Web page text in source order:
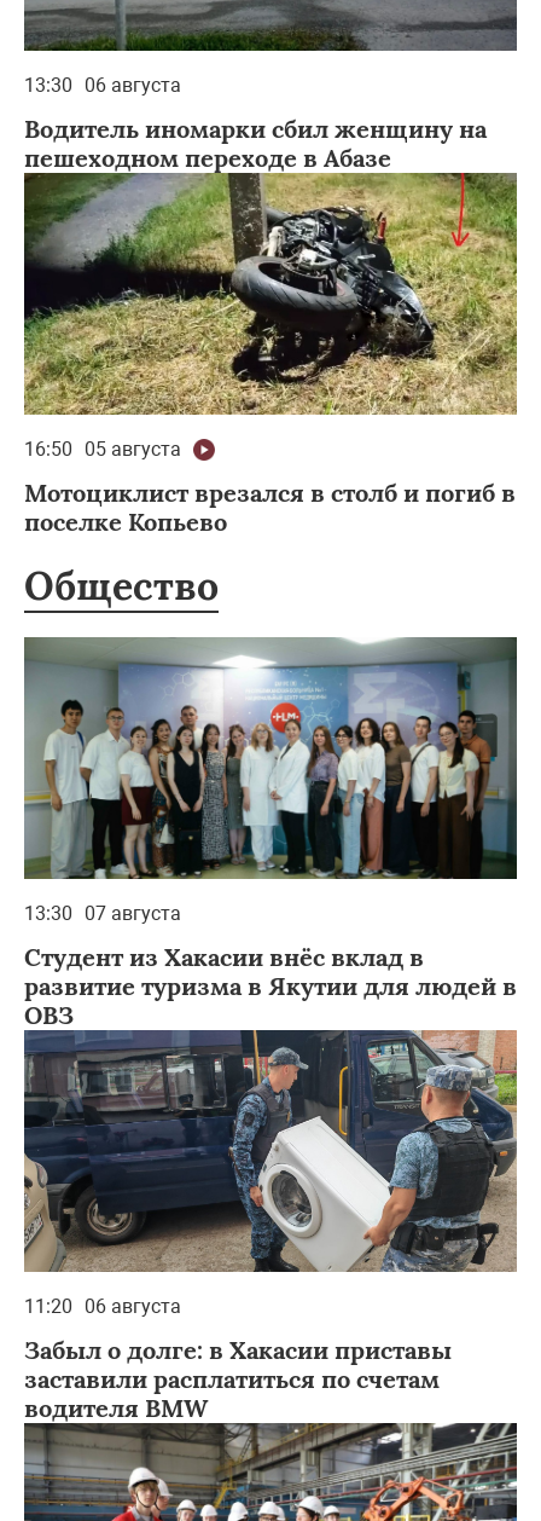
13:30 06 августа
Водитель иномарки сбил женщину на
пешеходном переходе в Абазе
16:50 05 августа
Мотоциклист врезался в столб и погиб в
поселке Копьево
Общество
13:30 07 августа
Студент из Хакасии внёс вклад в
развитие туризма в Якутии для людей в
ОВЗ
11:20 06 августа
Забыл о долге: в Хакасии приставы
заставили расплатиться по счетам
водителя BMW